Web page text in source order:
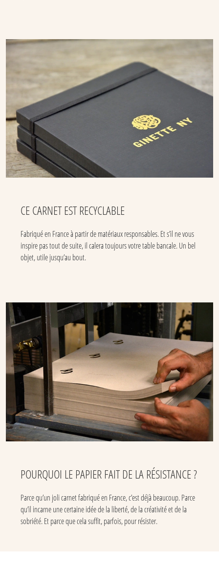
CE CARNET EST RECYCLABLE
Fabriqué en France à partir de matériaux responsables. Et s’il ne vous
inspire pas tout de suite, il calera toujours votre table bancale. Un bel
objet, utile jusqu’au bout.
POURQUOI LE PAPIER FAIT DE LA RÉSISTANCE ?
Parce qu’un joli carnet fabriqué en France, c’est déjà beaucoup. Parce
qu’il incarne une certaine idée de la liberté, de la créativité et de la
sobriété. Et parce que cela suffit, parfois, pour résister.